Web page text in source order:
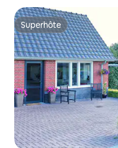
Superhôte
Superhôte